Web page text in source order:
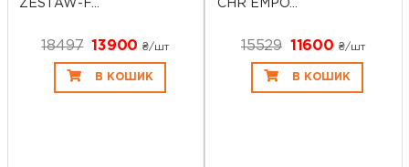
ZESTAW-F...
18497 13900₴/шт
В КОШИК
CHR EMPO...
15529 11600 ₴/шт
В КОШИК